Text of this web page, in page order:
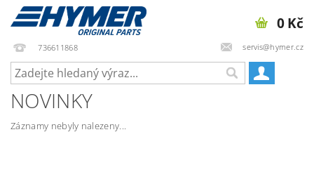
736611868 servis@hymer.cz
0 Kč
NOVINKY
Záznamy nebyly nalezeny...